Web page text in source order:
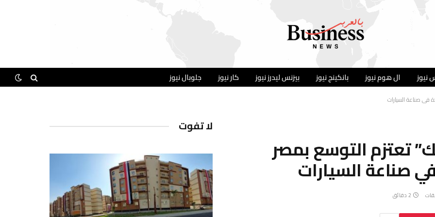
نيوز ال هوم نيوز بانكينج نيوز بيزنس ليدرز نيوز كار نيوز جلوبال نيوز
في صناعة السيارات
تعتزم التوسع بمصر
صناعة السيارات
2 دقائق
لا تفوت